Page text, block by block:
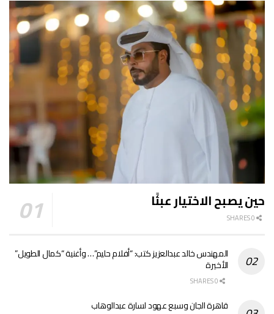
حين يصبح الاختيار عبئًا
المهندس خالد عبدالعزيز كتب: “أفلام حليم”… وأغنية “كمال الطويل”
الأخيرة
قاهرة الجان وسبع عهود لسارة عبدالوهاب